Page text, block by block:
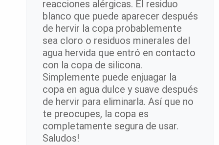
reacciones alérgicas. El residuo
blanco que puede aparecer después
de hervir la copa probablemente
sea cloro o residuos minerales del
agua hervida que entró en contacto
con la copa de silicona.
Simplemente puede enjuagar la
copa en agua dulce y suave después
de hervir para eliminarla. Así que no
te preocupes, la copa es
completamente segura de usar.
Saludos!